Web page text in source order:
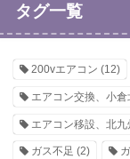
タグ一覧
200vエアコン (12)
エアコン交換、小倉
エアコン移設、北
ガス不足 (2)